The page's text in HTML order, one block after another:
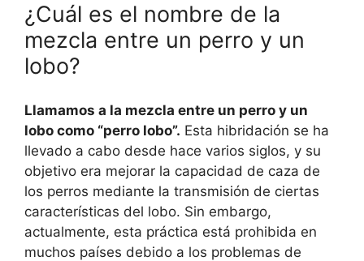
¿Cuál es el nombre de la
mezcla entre un perro y un
lobo?
Llamamos a la mezcla entre un perro y un
lobo como “perro lobo”. Esta hibridación se ha
llevado a cabo desde hace varios siglos, y su
objetivo era mejorar la capacidad de caza de
los perros mediante la transmisión de ciertas
características del lobo. Sin embargo,
actualmente, esta práctica está prohibida en
muchos países debido a los problemas de